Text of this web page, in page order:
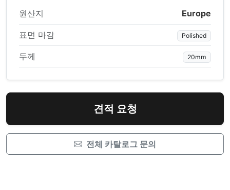
원산지 Europe
표면 마감 Polished
두께 20mm
견적 요청
전체 카탈로그 문의